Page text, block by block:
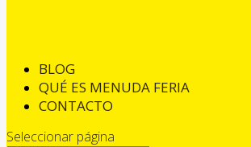
BLOG
QUÉ ES MENUDA FERIA
CONTACTO
Seleccionar página